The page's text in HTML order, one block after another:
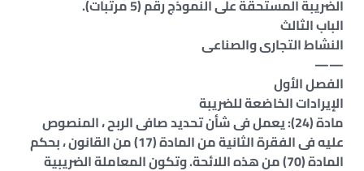
الضريبة المستحقة على النموذج رقم (5 مرتبات).
الباب الثالث
النشاط التجارى والصناعى
——
الفصل الأول
الإيرادات الخاضعة للضريبة
مادة (24): يعمل فى شأن تحديد صافى الربح ، المنصوص
عليه فى الفقرة الثانية من المادة (17) من القانون ، بحكم
المادة (70) من هذه اللائحة. وتكون المعاملة الضريبية